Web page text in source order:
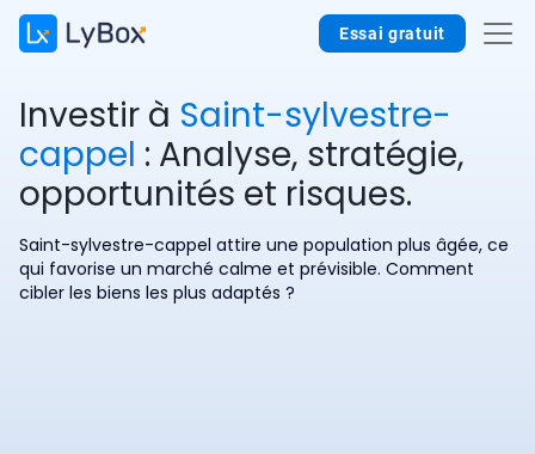
Essai gratuit
Investir à Saint-sylvestre-
cappel : Analyse, stratégie,
opportunités et risques.
Saint-sylvestre-cappel attire une population plus âgée, ce
qui favorise un marché calme et prévisible. Comment
cibler les biens les plus adaptés ?